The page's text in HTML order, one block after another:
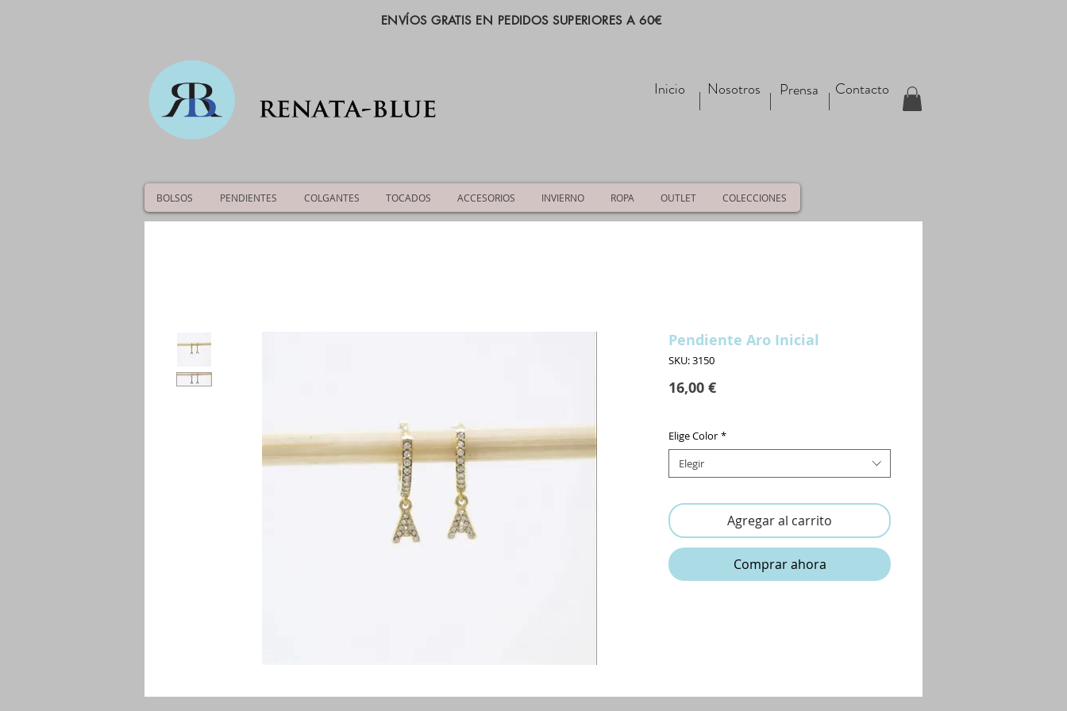
ENVÍOS GRATIS EN PEDIDOS SUPERIORES A 60€
Inicio Nosotros Prensa Contacto
Pendiente Aro Inicial
SKU: 3150
16,00 €Precio
Elige Color *
Elegir
Agregar al carrito
Comprar ahora
BOLSOS PENDIENTES COLGANTES TOCADOS ACCESORIOS INVIERNO ROPA OUTLET COLECCIONES